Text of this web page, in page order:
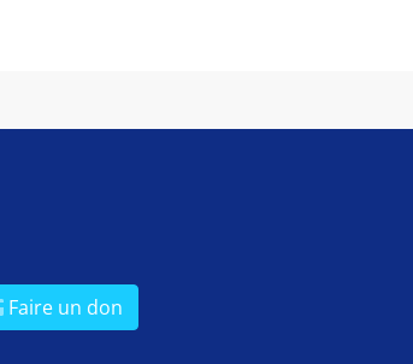
Faire un don